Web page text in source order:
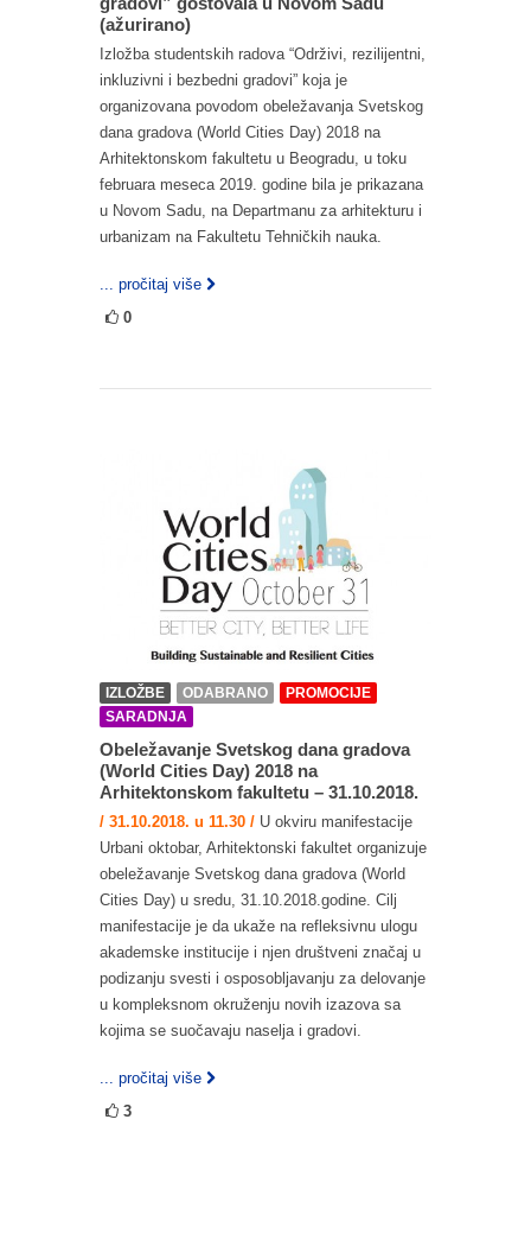
(ažurirano)
Izložba studentskih radova “Održivi, rezilijentni,
inkluzivni i bezbedni gradovi” koja je
organizovana povodom obeležavanja Svetskog
dana gradova (World Cities Day) 2018 na
Arhitektonskom fakultetu u Beogradu, u toku
februara meseca 2019. godine bila je prikazana
u Novom Sadu, na Departmanu za arhitekturu i
urbanizam na Fakultetu Tehničkih nauka.
... pročitaj više
0
IZLOŽBE ODABRANO
PROMOCIJE
SARADNJA
Obeležavanje Svetskog dana gradova
(World Cities Day) 2018 na
Arhitektonskom fakultetu – 31.10.2018.
/ 31.10.2018. u 11.30 / U okviru manifestacije
Urbani oktobar, Arhitektonski fakultet organizuje
obeležavanje Svetskog dana gradova (World
Cities Day) u sredu, 31.10.2018.godine. Cilj
manifestacije je da ukaže na refleksivnu ulogu
akademske institucije i njen društveni značaj u
podizanju svesti i osposobljavanju za delovanje
u kompleksnom okruženju novih izazova sa
kojima se suočavaju naselja i gradovi.
... pročitaj više
3